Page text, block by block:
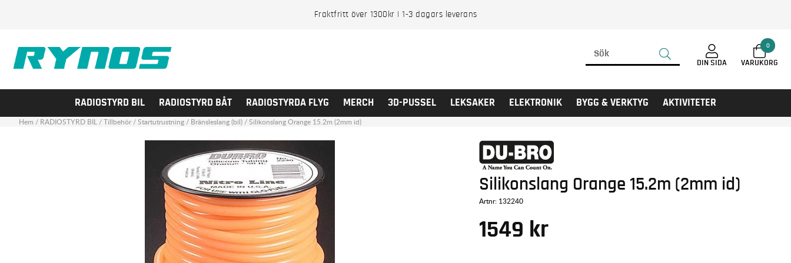
Fraktfritt över 1300kr | 1-3 dagars leverans
0
DIN SIDA
RADIOSTYRD BIL RADIOSTYRD BÅT RADIOSTYRDA FLYG MERCH 3D-PUSSEL LEKSAKER ELEKTRONIK BYGG & VERKTYG AKTIVITETER
Hem / RADIOSTYRD BIL/Tillbehör/Startutrustning/ Bränsleslang (bil)/Silikonslang Orange 15.2m (2mm id)
Silikonslang Orange 15.2m (2mm id)
Artnr: 132240
1549 kr